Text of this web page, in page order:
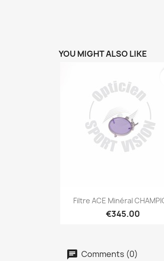
YOU MIGHT ALSO LIKE
 Quick view
Filtre ACE Minéral
€345.00
Comments (0)